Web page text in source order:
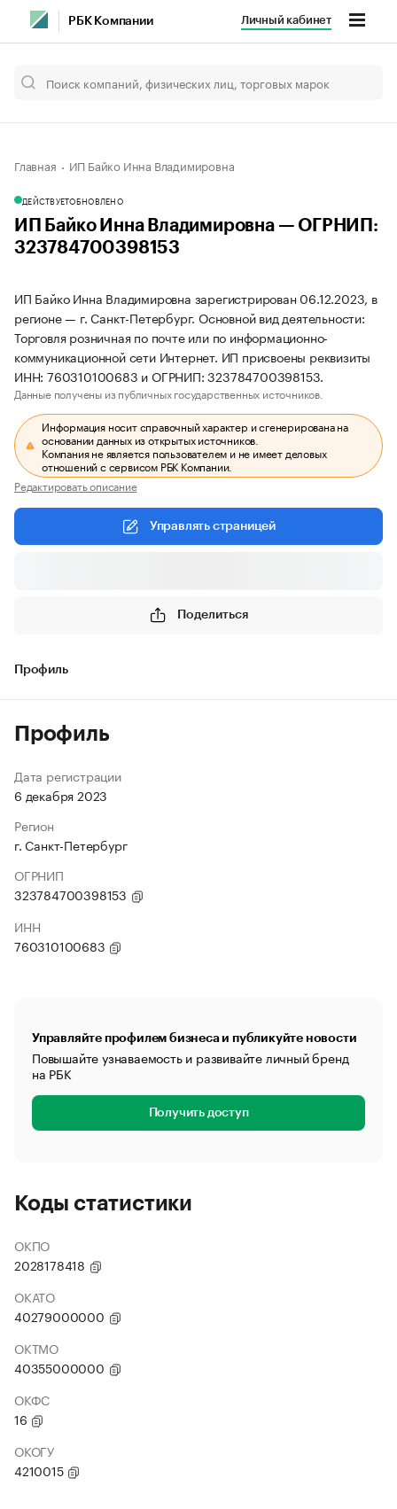
РБК Компании Личный кабинет
Главная ИП Байко Инна Владимировна
ДЕЙСТВУЕТОБНОВЛЕНО
ИП Байко Инна Владимировна — ОГРНИП:
323784700398153
ИП Байко Инна Владимировна зарегистрирован 06.12.2023, в
регионе — г. Санкт-Петербург. Основной вид деятельности:
Торговля розничная по почте или по информационно-
коммуникационной сети Интернет. ИП присвоены реквизиты
ИНН: 760310100683 и ОГРНИП: 323784700398153.
Данные получены из публичных государственных источников.
Информация носит справочный характер и сгенерирована на
основании данных из открытых источников.
Компания не является пользователем и не имеет деловых
отношений с сервисом РБК Компании.
Редактировать описание
Управлять страницей
Поделиться
Профиль
Профиль
Дата регистрации
6 декабря 2023
Регион
г. Санкт-Петербург
ОГРНИП
323784700398153
ИНН
760310100683
Управляйте профилем бизнеса и публикуйте новости
Повышайте узнаваемость и развивайте личный бренд
на РБК
Получить доступ
Коды статистики
ОКПО
2028178418
ОКАТО
40279000000
ОКТМО
40355000000
ОКФС
16
ОКОГУ
4210015